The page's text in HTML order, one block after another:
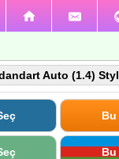
Auto (1.4)
Bu
Bu